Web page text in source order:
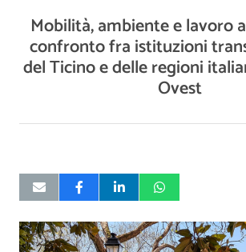
Mobilità, ambiente e lavoro
confronto fra istituzioni
del Ticino e delle regioni
Ovest